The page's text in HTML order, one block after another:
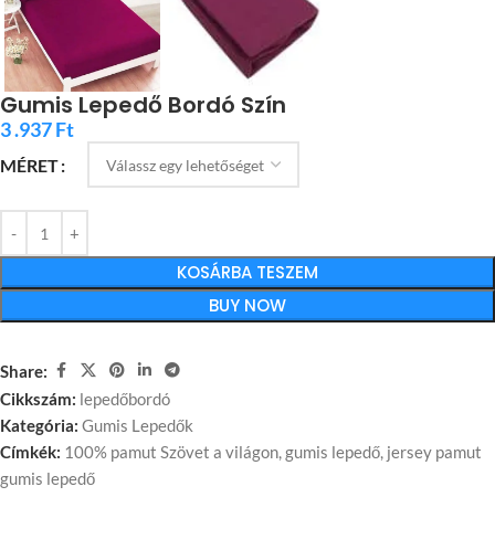
Gumis Lepedő Bordó Szín
3 .937Ft
MÉRET
KOSÁRBA TESZEM
BUY NOW
Share:
Cikkszám: lepedőbordó
Kategória: Gumis Lepedők
Címkék: 100% pamut Szövet a világon,gumis lepedő, jersey pamut
gumis lepedő